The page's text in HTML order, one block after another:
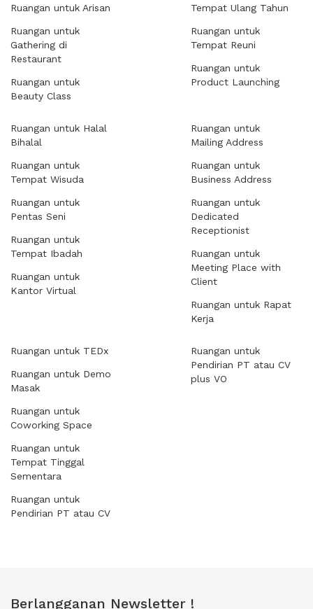
Ruangan untuk Arisan
Ruangan untuk
Gathering di
Restaurant
Ruangan untuk
Beauty Class
Tempat Ulang Tahun
Ruangan untuk
Tempat Reuni
Ruangan untuk
Product Launching
Ruangan untuk Halal
Bihalal
Ruangan untuk
Tempat Wisuda
Ruangan untuk
Pentas Seni
Ruangan untuk
Tempat Ibadah
Ruangan untuk
Kantor Virtual
Ruangan untuk
Mailing Address
Ruangan untuk
Business Address
Ruangan untuk
Dedicated
Receptionist
Ruangan untuk
Meeting Place with
Client
Ruangan untuk Rapat
Kerja
Ruangan untuk TEDx
Ruangan untuk Demo
Masak
Ruangan untuk
Coworking Space
Ruangan untuk
Tempat Tinggal
Sementara
Ruangan untuk
Pendirian PT atau CV
Ruangan untuk
Pendirian PT atau CV
plus VO
Berlangganan Newsletter !